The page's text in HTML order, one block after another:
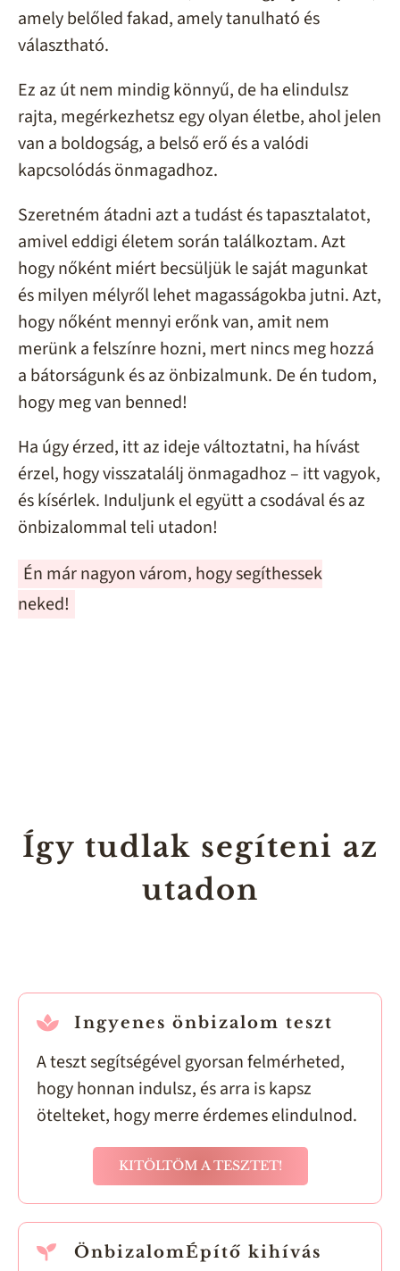
amely belőled fakad, amely tanulható és
választható.
Ez az út nem mindig könnyű, de ha elindulsz
rajta, megérkezhetsz egy olyan életbe, ahol jelen
van a boldogság, a belső erő és a valódi
kapcsolódás önmagadhoz.
Szeretném átadni azt a tudást és tapasztalatot,
amivel eddigi életem során találkoztam. Azt
hogy nőként miért becsüljük le saját magunkat
és milyen mélyről lehet magasságokba jutni. Azt,
hogy nőként mennyi erőnk van, amit nem
merünk a felszínre hozni, mert nincs meg hozzá
a bátorságunk és az önbizalmunk. De én tudom,
hogy meg van benned!
Ha úgy érzed, itt az ideje változtatni, ha hívást
érzel, hogy visszatalálj önmagadhoz – itt vagyok,
és kísérlek. Induljunk el együtt a csodával és az
önbizalommal teli utadon!
Én már nagyon várom, hogy segíthessek
neked!
Így tudlak segíteni az
utadon
Ingyenes önbizalom teszt
A teszt segítségével gyorsan felmérheted,
hogy honnan indulsz, és arra is kapsz
ötelteket, hogy merre érdemes elindulnod.
KITÖLTÖM A TESZTET!
ÖnbizalomÉpítő kihívás